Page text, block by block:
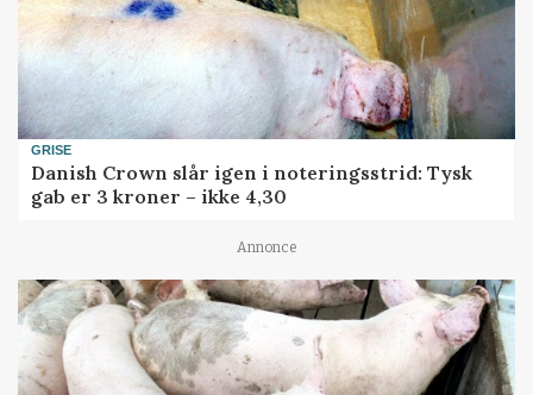
GRISE
Danish Crown slår igen i noteringsstrid: Tysk
gab er 3 kroner – ikke 4,30
Annonce